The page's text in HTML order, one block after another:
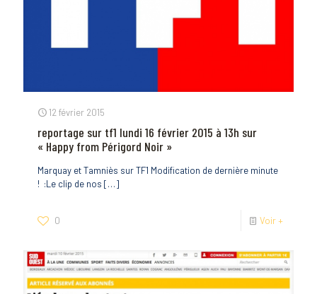
12 février 2015
reportage sur tf1 lundi 16 février 2015 à 13h sur
« Happy from Périgord Noir »
Marquay et Tamniès sur TF1 Modification de dernière minute
! :Le clip de nos […]
0 Voir +